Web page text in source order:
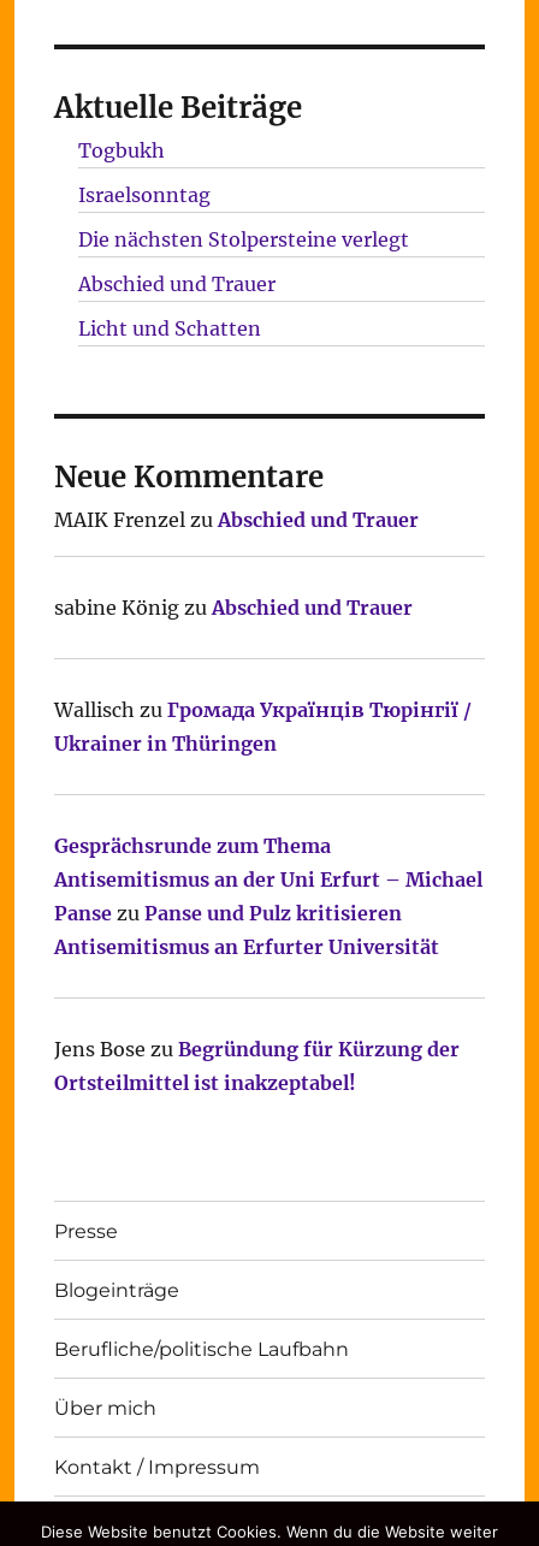
Aktuelle Beiträge
Togbukh
Israelsonntag
Die nächsten Stolpersteine verlegt
Abschied und Trauer
Licht und Schatten
Neue Kommentare
MAIK FrenzelzuAbschied und Trauer
sabine KönigzuAbschied und Trauer
Wallisch zu Громада Українців Тюрінгії /
Ukrainer in Thüringen
Gesprächsrunde zum Thema
Antisemitismus an der Uni Erfurt – Michael
Pansezu Panse und Pulz kritisieren
Antisemitismus an Erfurter Universität
Jens Bose zu Begründung für Kürzung der
Ortsteilmittel ist inakzeptabel!
Presse
Blogeinträge
Berufliche/politische Laufbahn
Über mich
Kontakt / Impressum
Diese Website benutzt Cookies. Wenn du die Website weiter